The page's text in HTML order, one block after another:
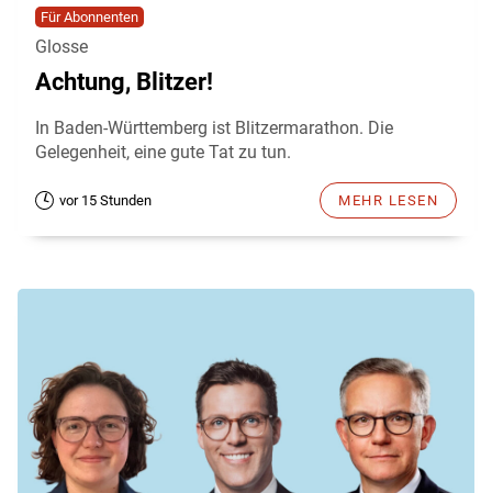
Für Abonnenten
Glosse
Achtung, Blitzer!
In Baden-Württemberg ist Blitzermarathon. Die
Gelegenheit, eine gute Tat zu tun.
vor 15 Stunden MEHR LESEN